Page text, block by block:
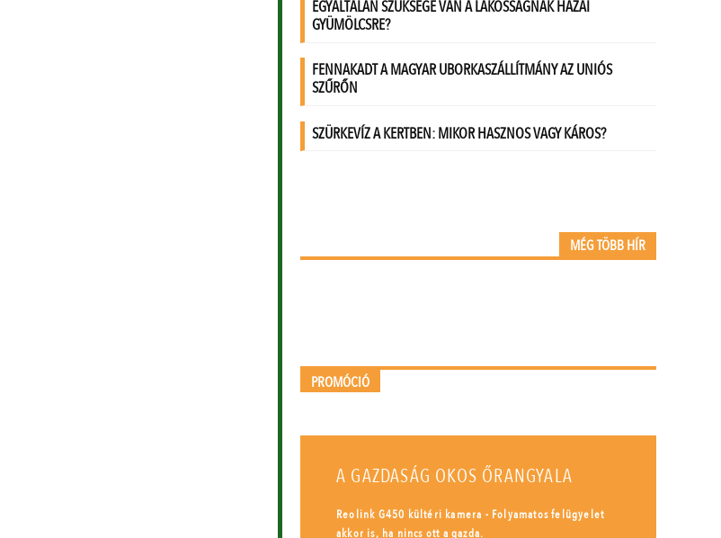
MÉG TÖBB HÍR
PROMÓCIÓ
A GAZDASÁG OKOS ŐRANGYALA
Reolink G450 kültéri kamera - Folyamatos felügyelet
akkor is, ha nincs ott a gazda.